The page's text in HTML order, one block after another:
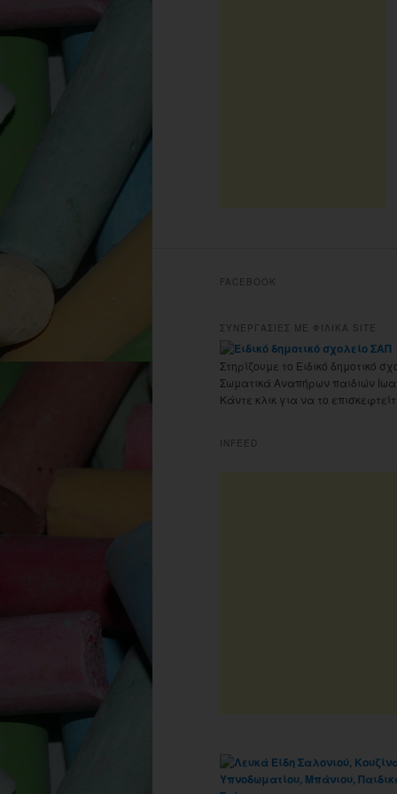
FACEBOOK
ΣΥΝΕΡΓΑΣΙΕΣ ΜΕ ΦΙΛΙΚΑ SITE
Στηρίζουμε το Ειδικό δημοτικό
Σωματικά Αναπήρων παιδιών
Κάντε κλικ για να το
INFEED